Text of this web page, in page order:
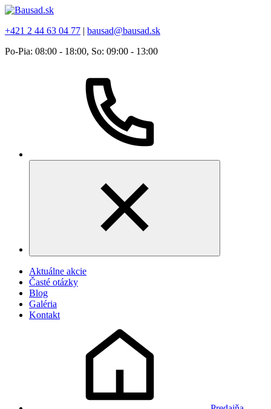
+421 2 44 63 04 77 | bausad@bausad.sk
Po-Pia: 08:00 - 18:00, So: 09:00 - 13:00
Aktuálne akcie
Časté otázky
Blog
Galéria
Kontakt